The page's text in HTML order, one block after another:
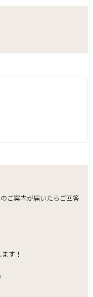
ご案内が届いたらご回答
す！